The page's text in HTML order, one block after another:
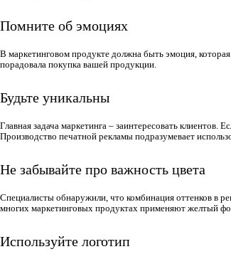
Помните об эмоциях
В маркетинговом продукте должна быть эмоция,
порадовала покупка вашей продукции.
Будьте уникальны
Главная задача маркетинга – заинтересовать
Производство печатной рекламы подразумевает
Не забывайте про важность цвета
Специалисты обнаружили, что комбинация оттенков в
многих маркетинговых продуктах применяют желтый
Используйте логотип